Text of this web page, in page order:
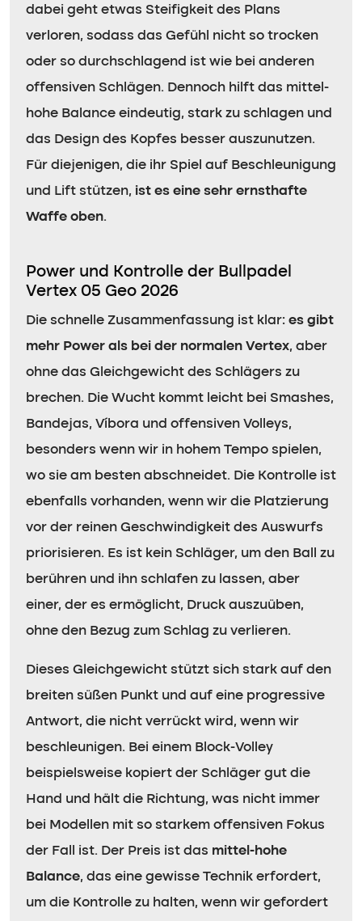
dabei geht etwas Steifigkeit des Plans
verloren, sodass das Gefühl nicht so trocken
oder so durchschlagend ist wie bei anderen
offensiven Schlägen. Dennoch hilft das mittel-
hohe Balance eindeutig, stark zu schlagen und
das Design des Kopfes besser auszunutzen.
Für diejenigen, die ihr Spiel auf Beschleunigung
und Lift stützen, ist es eine sehr ernsthafte
Waffe oben.
Power und Kontrolle der Bullpadel
Vertex 05 Geo 2026
Die schnelle Zusammenfassung ist klar: es gibt
mehr Power als bei der normalen Vertex, aber
ohne das Gleichgewicht des Schlägers zu
brechen. Die Wucht kommt leicht bei Smashes,
Bandejas, Víbora und offensiven Volleys,
besonders wenn wir in hohem Tempo spielen,
wo sie am besten abschneidet. Die Kontrolle ist
ebenfalls vorhanden, wenn wir die Platzierung
vor der reinen Geschwindigkeit des Auswurfs
priorisieren. Es ist kein Schläger, um den Ball zu
berühren und ihn schlafen zu lassen, aber
einer, der es ermöglicht, Druck auszuüben,
ohne den Bezug zum Schlag zu verlieren.
Dieses Gleichgewicht stützt sich stark auf den
breiten süßen Punkt und auf eine progressive
Antwort, die nicht verrückt wird, wenn wir
beschleunigen. Bei einem Block-Volley
beispielsweise kopiert der Schläger gut die
Hand und hält die Richtung, was nicht immer
bei Modellen mit so starkem offensiven Fokus
der Fall ist. Der Preis ist das mittel-hohe
Balance, das eine gewisse Technik erfordert,
um die Kontrolle zu halten, wenn wir gefordert